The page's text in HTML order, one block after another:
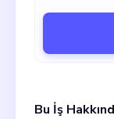
ayırt edici
anki 1
Florida'da
ay içinde
Bu İş